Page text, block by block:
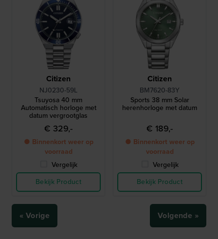
Citizen
NJ0230-59L
Tsuyosa 40 mm
Automatisch horloge met
datum vergrootglas
€ 329,-
● Binnenkort weer op
voorraad
Vergelijk
Bekijk Product
Citizen
BM7620-83Y
Sports 38 mm Solar
herenhorloge met datum
€ 189,-
● Binnenkort weer op
voorraad
Vergelijk
Bekijk Product
« Vorige Volgende »